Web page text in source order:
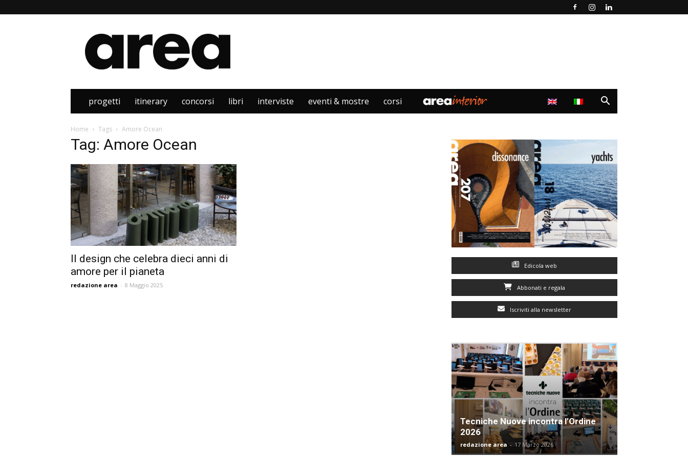
Area
progetti itinerary concorsi libri interviste eventi & mostre corsi
Home Tags Amore Ocean
Tag: Amore Ocean
Il design che celebra dieci anni di
amore per il pianeta
redazione area - 8 Maggio 2025
Edicola web
Abbonati e regala
Iscriviti alla newsletter
Tecniche Nuove incontra l’Ordine
2026
redazione area - 17 Marzo 2026